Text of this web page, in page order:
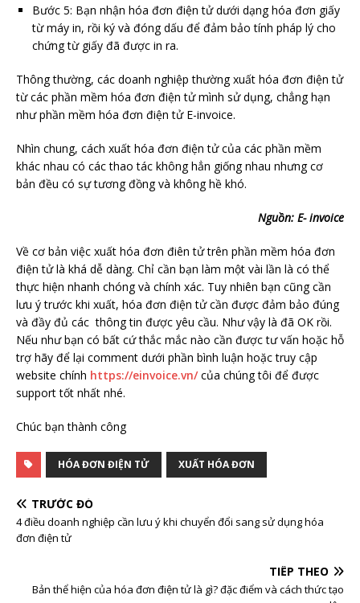
Bước 5: Bạn nhận hóa đơn điện tử dưới dạng hóa đơn giấy
từ máy in, rồi ký và đóng dấu để đảm bảo tính pháp lý cho
chứng từ giấy đã được in ra.
Thông thường, các doanh nghiệp thường xuất hóa đơn điện tử
từ các phần mềm hóa đơn điện tử mình sử dụng, chẳng hạn
như phần mềm hóa đơn điện tử E-invoice.
Nhìn chung, cách xuất hóa đơn điện tử của các phần mềm
khác nhau có các thao tác không hẳn giống nhau nhưng cơ
bản đều có sự tương đồng và không hề khó.
Nguồn: E- invoice
Về cơ bản việc xuất hóa đơn điên tử trên phần mềm hóa đơn
điện tử là khá dễ dàng. Chỉ cần bạn làm một vài lần là có thể
thực hiện nhanh chóng và chính xác. Tuy nhiên bạn cũng cần
lưu ý trước khi xuất, hóa đơn điện tử cần được đảm bảo đúng
và đầy đủ các thông tin được yêu cầu. Như vậy là đã OK rồi.
Nếu như bạn có bất cứ thắc mắc nào cần được tư vấn hoặc hỗ
trợ hãy để lại comment dưới phần bình luận hoặc truy cập
website chính https://einvoice.vn/của chúng tôi để được
support tốt nhất nhé.
Chúc bạn thành công
HÓA ĐƠN ĐIỆN TỬ XUẤT HÓA ĐƠN
TRƯỚC ĐÓ
4 điều doanh nghiệp cần lưu ý khi chuyển đổi sang sử dụng hóa
đơn điện tử
TIẾP THEO
Bản thể hiện của hóa đơn điện tử là gì? đặc điểm và cách thức tạo